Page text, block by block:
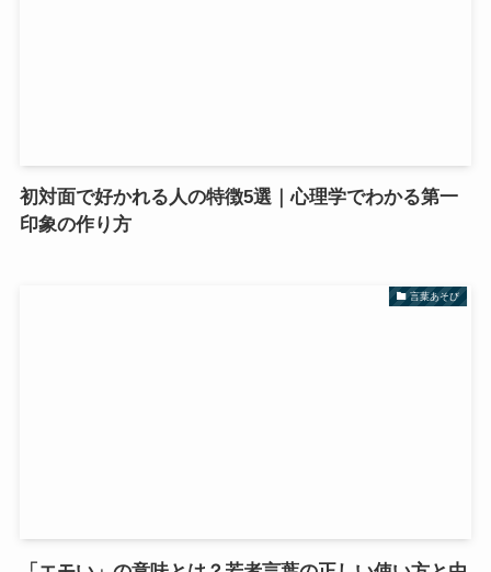
初対面で好かれる人の特徴5選｜心理学でわかる第一
印象の作り方
言葉あそび